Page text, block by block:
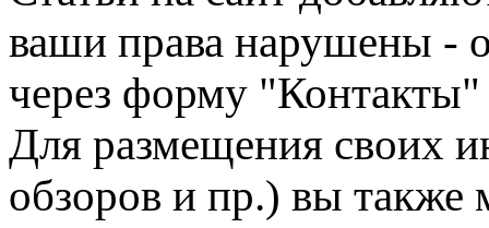
ваши права нарушены -
через форму "Контакты"
Для размещения своих
обзоров и пр.) вы также